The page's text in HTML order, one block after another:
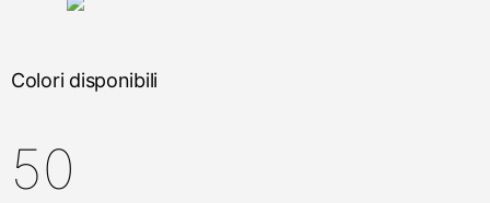
Colori disponibili
50